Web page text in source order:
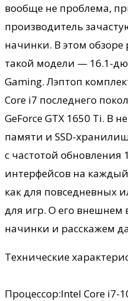
вообще не проблема,
производитель
начинки. В этом
такой модели — 16.1-
Gaming. Лэптоп
Core i7 последнего
GeForce GTX 1650 Ti. В
памяти и SSD-
с частотой обновления
интерфейсов на
как для повседневных
для игр. О его внешнем
начинки и расскажем
Технические
Процессор:Intel Core i7-